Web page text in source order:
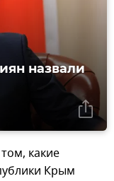
назвали
какие
Крым